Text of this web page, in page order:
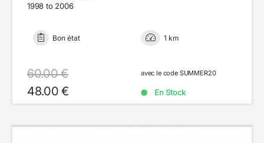
1998 to 2006
Bon état 1 km
60.00 €
48.00 €
avec le code SUMMER20
En Stock